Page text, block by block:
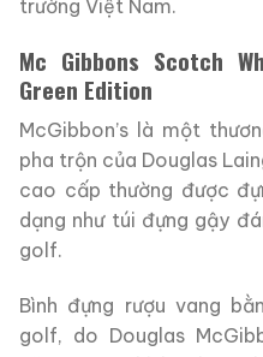
trường Việt Nam.
Mc Gibbons Scotch
Green Edition
McGibbon’s là một
pha trộn của Douglas
cao cấp thường được
dạng như túi đựng gậy
golf.
Bình đựng rượu vang
golf, do Douglas